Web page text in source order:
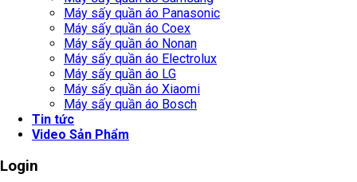
Máy sấy quần áo Panasonic
Máy sấy quần áo Coex
Máy sấy quần áo Nonan
Máy sấy quần áo Electrolux
Máy sấy quần áo LG
Máy sấy quần áo Xiaomi
Máy sấy quần áo Bosch
Tin tức
Video Sản Phẩm
Login